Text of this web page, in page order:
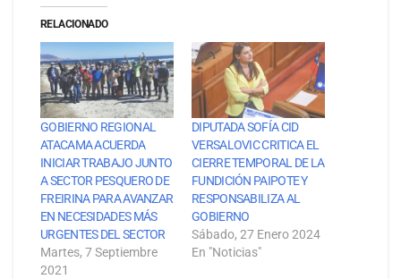
RELACIONADO
GOBIERNO REGIONAL
ATACAMA ACUERDA
INICIAR TRABAJO JUNTO
A SECTOR PESQUERO DE
FREIRINA PARA AVANZAR
EN NECESIDADES MÁS
URGENTES DEL SECTOR
Martes, 7 Septiembre
2021
DIPUTADA SOFÍA CID
VERSALOVIC CRITICA EL
CIERRE TEMPORAL DE LA
FUNDICIÓN PAIPOTE Y
RESPONSABILIZA AL
GOBIERNO
Sábado, 27 Enero 2024
En "Noticias"